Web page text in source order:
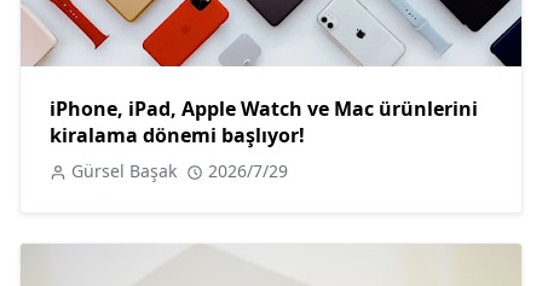
iPhone, iPad, Apple Watch ve Mac ürünlerini
kiralama dönemi başlıyor!
Gürsel Başak 2026/7/29